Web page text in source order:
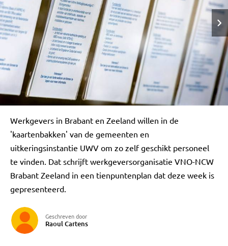
Werkgevers in Brabant en Zeeland willen in de
'kaartenbakken' van de gemeenten en
uitkeringsinstantie UWV om zo zelf geschikt personeel
te vinden. Dat schrijft werkgeversorganisatie VNO-NCW
Brabant Zeeland in een tienpuntenplan dat deze week is
gepresenteerd.
Geschreven door
Raoul Cartens